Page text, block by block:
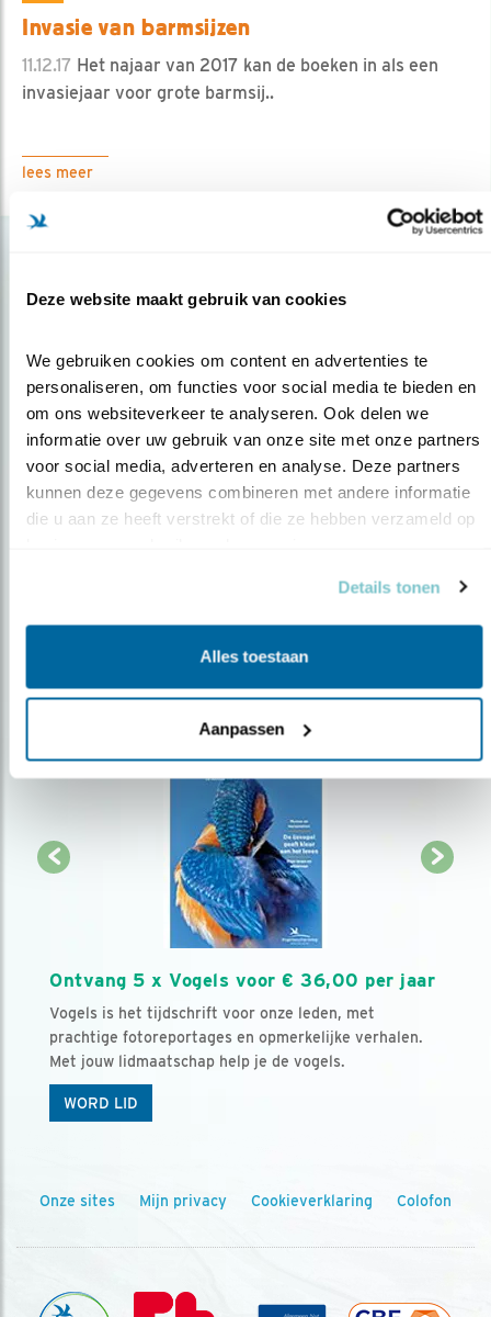
Deze website maakt gebruik van cookies
We gebruiken cookies om content en advertenties te
personaliseren, om functies voor social media te bieden en
om ons websiteverkeer te analyseren. Ook delen we
informatie over uw gebruik van onze site met onze partners
voor social media, adverteren en analyse. Deze partners
kunnen deze gegevens combineren met andere informatie
die u aan ze heeft verstrekt of die ze hebben verzameld op
Details tonen
Alles toestaan
Aanpassen
Invasie van barmsijzen
11.12.17 Het najaar van 2017 kan de boeken in als een
invasiejaar voor grote barmsij..
lees meer
Op de hoogte blijven?
Meld je aan en ontvang nieuws, inspiratie, acties en tips
over vogels en activiteiten van Vogelbescherming.
Ontvang 5 x Vogels voor € 36,00 per jaar
Vogels is het tijdschrift voor onze leden, met
prachtige fotoreportages en opmerkelijke verhalen.
Met jouw lidmaatschap help je de vogels.
WORD LID
Onze sites Mijn privacy Cookieverklaring Colofon